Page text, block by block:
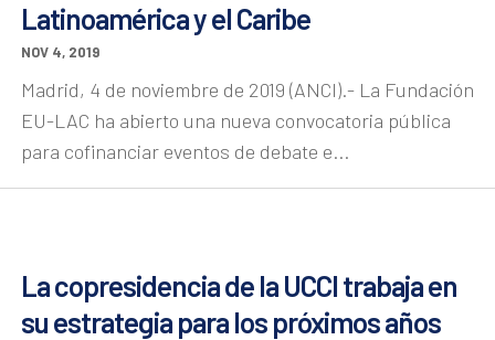
Latinoamérica y el Caribe
NOV 4, 2019
Madrid, 4 de noviembre de 2019 (ANCI).- La Fundación
EU-LAC ha abierto una nueva convocatoria pública
para cofinanciar eventos de debate e...
La copresidencia de la UCCI trabaja en
su estrategia para los próximos años